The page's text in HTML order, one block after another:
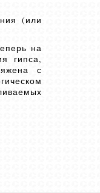
(или
на
гипса,
с